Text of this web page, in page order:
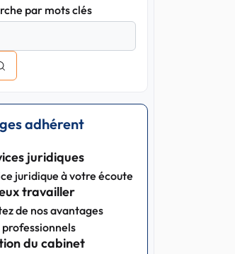
par mots clés
adhérent
juridiques
juridique à votre écoute
travailler
de nos avantages
professionnels
du cabinet